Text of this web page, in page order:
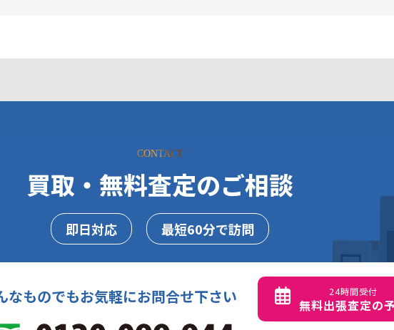
CONTACT
買取・無料査定のご相談
即日対応 最短60分で訪問
なものでもお気軽にお問合せ下さい 24時間受付
無料出張査定の